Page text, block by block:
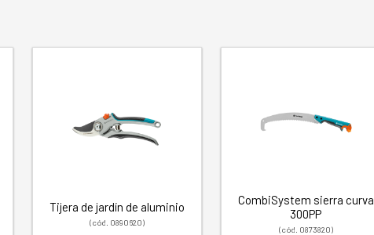
Tijera de jardín de aluminio
(cód. 0890620)
CombiSystem sierra curva
300PP
(cód. 0873820)